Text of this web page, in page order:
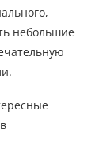
небольшие